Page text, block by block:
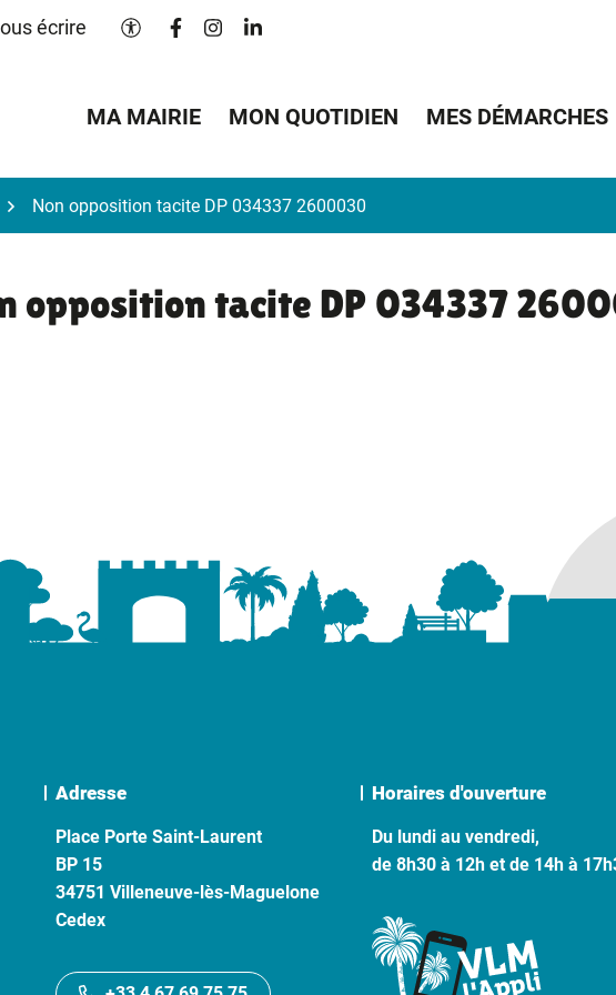
écrire Paramètres d'accessibilité
Lien vers le compte Facebook
Lien vers le compte Instagram
Lien vers le compte Linkedin
MA MAIRIE MON QUOTIDIEN MES DÉMARCHES
Non opposition tacite DP 034337 2600030
opposition tacite DP 034337
Adresse
Place Porte Saint-Laurent
BP 15
34751 Villeneuve-lès-Maguelone
Cedex
Horaires d'ouverture
Du lundi au vendredi,
de 8h30 à 12h et de 14h à